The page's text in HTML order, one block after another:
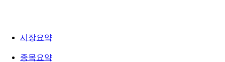
시장요약
종목요약